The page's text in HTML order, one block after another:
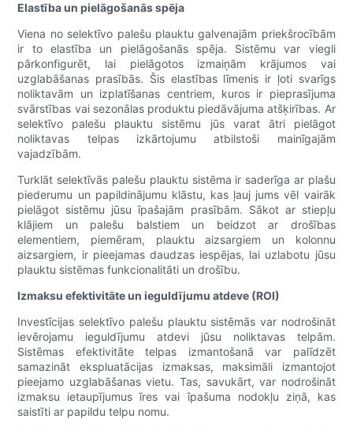
Elastība un pielāgošanās spēja
Viena no selektīvo palešu plauktu galvenajām priekšrocībām
ir to elastība un pielāgošanās spēja. Sistēmu var viegli
pārkonfigurēt, lai pielāgotos izmaiņām krājumos vai
uzglabāšanas prasībās. Šis elastības līmenis ir ļoti svarīgs
noliktavām un izplatīšanas centriem, kuros ir pieprasījuma
svārstības vai sezonālas produktu piedāvājuma atšķirības. Ar
selektīvo palešu plauktu sistēmu jūs varat ātri pielāgot
noliktavas telpas izkārtojumu atbilstoši mainīgajām
vajadzībām.
Turklāt selektīvās palešu plauktu sistēma ir saderīga ar plašu
piederumu un papildinājumu klāstu, kas ļauj jums vēl vairāk
pielāgot sistēmu jūsu īpašajām prasībām. Sākot ar stiepļu
klājiem un palešu balstiem un beidzot ar drošības
elementiem, piemēram, plauktu aizsargiem un kolonnu
aizsargiem, ir pieejamas daudzas iespējas, lai uzlabotu jūsu
plauktu sistēmas funkcionalitāti un drošību.
Izmaksu efektivitāte un ieguldījumu atdeve (ROI)
Investīcijas selektīvo palešu plauktu sistēmās var nodrošināt
ievērojamu ieguldījumu atdevi jūsu noliktavas telpām.
Sistēmas efektivitāte telpas izmantošanā var palīdzēt
samazināt ekspluatācijas izmaksas, maksimāli izmantojot
pieejamo uzglabāšanas vietu. Tas, savukārt, var nodrošināt
izmaksu ietaupījumus īres vai īpašuma nodokļu ziņā, kas
saistīti ar papildu telpu nomu.